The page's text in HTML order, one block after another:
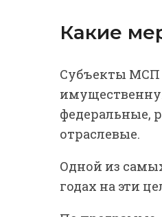
Какие
Субъекты МСП
федеральные,
отраслевые.
Одной из
годах на эти